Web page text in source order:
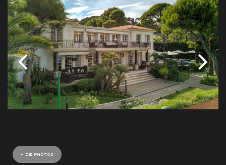
+ de photos